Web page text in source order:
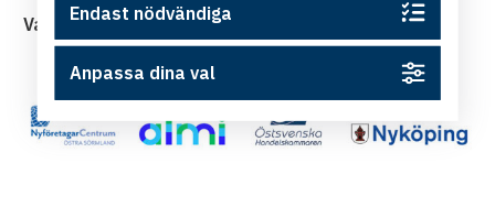
Varmt välkommen!
Endast nödvändiga
Anpassa dina val